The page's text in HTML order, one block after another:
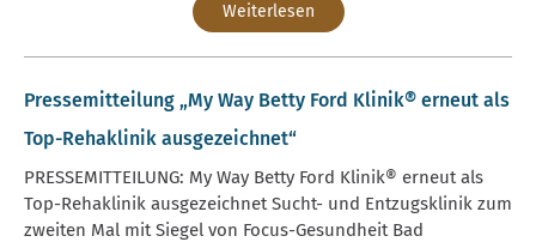
Weiterlesen
Pressemitteilung „My Way Betty Ford Klinik® erneut als
Top-Rehaklinik ausgezeichnet“
PRESSEMITTEILUNG: My Way Betty Ford Klinik® erneut als
Top-Rehaklinik ausgezeichnet Sucht- und Entzugsklinik zum
zweiten Mal mit Siegel von Focus-Gesundheit Bad